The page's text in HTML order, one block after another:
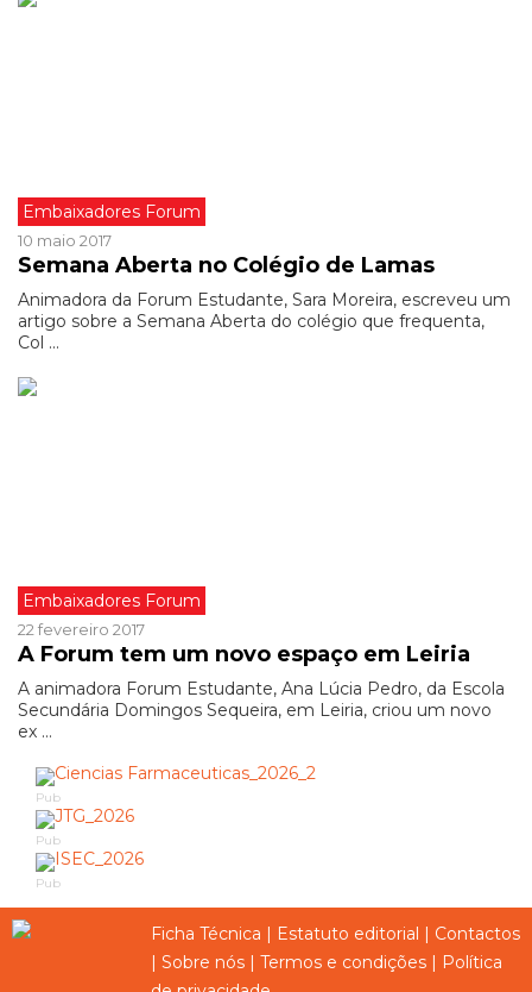
Embaixadores Forum
10 maio 2017
Semana Aberta no Colégio de Lamas
Animadora da Forum Estudante, Sara Moreira, escreveu um
artigo sobre a Semana Aberta do colégio que frequenta,
Col ...
Embaixadores Forum
22 fevereiro 2017
A Forum tem um novo espaço em Leiria
A animadora Forum Estudante, Ana Lúcia Pedro, da Escola
Secundária Domingos Sequeira, em Leiria, criou um novo
ex ...
Pub
Pub
Pub
Ficha Técnica | Estatuto editorial | Contactos
| Sobre nós | Termos e condições | Política